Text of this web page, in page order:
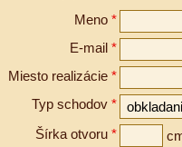
Meno *
E-mail *
Miesto realizácie *
Typ schodov *
Šírka otvoru *